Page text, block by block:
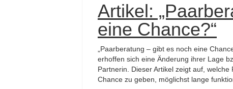
Artikel:
eine Chance?“
„Paarberatung – gibt es noch eine
erhoffen sich eine Änderung ihrer Lage
Partnerin. Dieser Artikel zeigt auf,
Chance zu geben, möglichst lange